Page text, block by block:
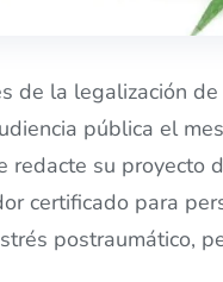
de la legalización
pública el
redacte su proyecto
certificado para
postraumático,